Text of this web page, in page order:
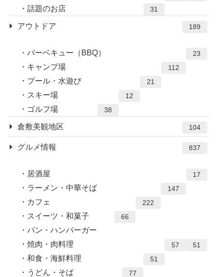
話題のお店 31
アウトドア 189
バーベキュー（BBQ） 23
キャンプ場 112
プール・水遊び 21
スキー場 12
ゴルフ場 38
倉敷美観地区 104
グルメ情報 837
居酒屋 17
ラーメン・中華そば 147
カフェ 222
スイーツ・和菓子 66
パン・ハンバーガー
51
焼肉・肉料理 57
和食・海鮮料理 51
うどん・そば 77